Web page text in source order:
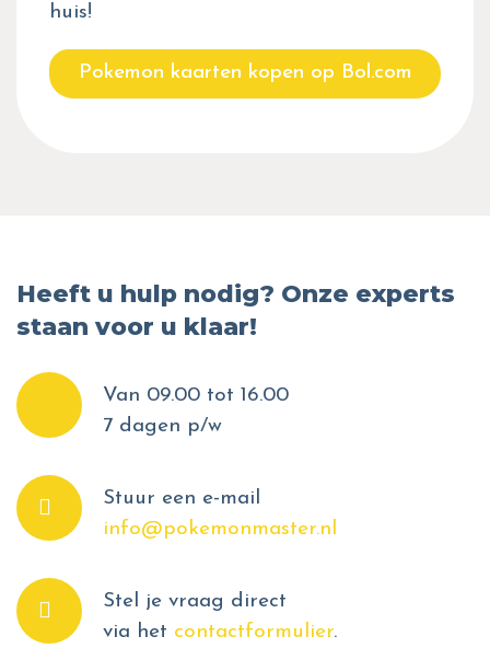
huis!
Pokemon kaarten kopen op Bol.com
Heeft u hulp nodig? Onze experts
staan voor u klaar!
Van 09.00 tot 16.00
7 dagen p/w
Stuur een e-mail
info@pokemonmaster.nl
Stel je vraag direct
via het contactformulier.